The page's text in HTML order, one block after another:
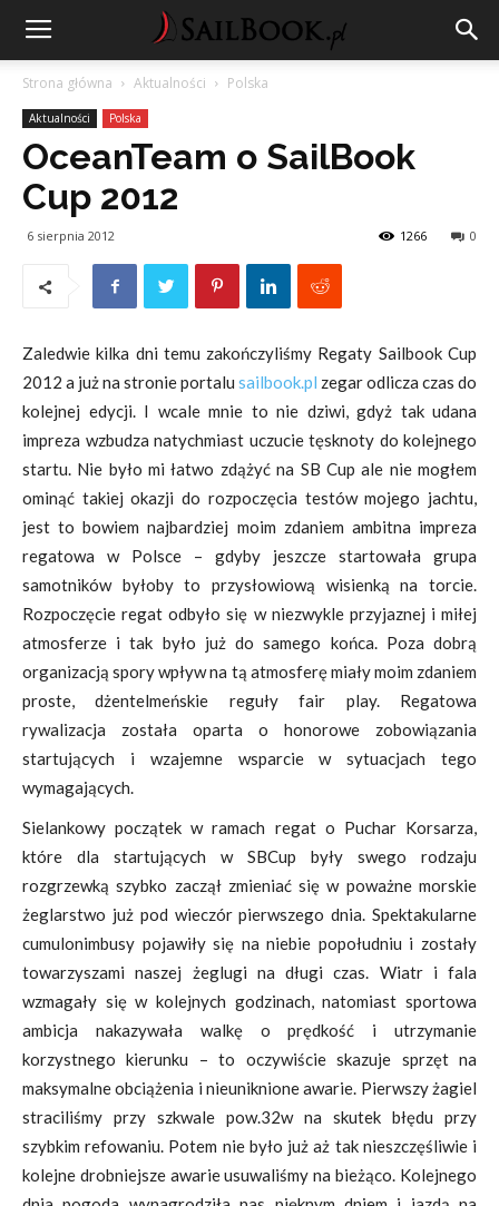
Strona główna Aktualności Polska
Aktualności Polska
OceanTeam o SailBook
Cup 2012
6 sierpnia 2012 0
1266
Zaledwie kilka dni temu zakończyliśmy Regaty Sailbook Cup
2012 a już na stronie portalu sailbook.pl zegar odlicza czas do
kolejnej edycji. I wcale mnie to nie dziwi, gdyż tak udana
impreza wzbudza natychmiast uczucie tęsknoty do kolejnego
startu. Nie było mi łatwo zdążyć na SB Cup ale nie mogłem
ominąć takiej okazji do rozpoczęcia testów mojego jachtu,
jest to bowiem najbardziej moim zdaniem ambitna impreza
regatowa w Polsce – gdyby jeszcze startowała grupa
samotników byłoby to przysłowiową wisienką na torcie.
Rozpoczęcie regat odbyło się w niezwykle przyjaznej i miłej
atmosferze i tak było już do samego końca. Poza dobrą
organizacją spory wpływ na tą atmosferę miały moim zdaniem
proste, dżentelmeńskie reguły fair play. Regatowa
rywalizacja została oparta o honorowe zobowiązania
startujących i wzajemne wsparcie w sytuacjach tego
wymagających.
Sielankowy początek w ramach regat o Puchar Korsarza,
które dla startujących w SBCup były swego rodzaju
rozgrzewką szybko zaczął zmieniać się w poważne morskie
żeglarstwo już pod wieczór pierwszego dnia. Spektakularne
cumulonimbusy pojawiły się na niebie popołudniu i zostały
towarzyszami naszej żeglugi na długi czas. Wiatr i fala
wzmagały się w kolejnych godzinach, natomiast sportowa
ambicja nakazywała walkę o prędkość i utrzymanie
korzystnego kierunku – to oczywiście skazuje sprzęt na
maksymalne obciążenia i nieuniknione awarie. Pierwszy żagiel
straciliśmy przy szkwale pow.32w na skutek błędu przy
szybkim refowaniu. Potem nie było już aż tak nieszczęśliwie i
kolejne drobniejsze awarie usuwaliśmy na bieżąco. Kolejnego